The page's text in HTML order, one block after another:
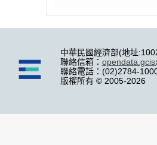
中華民國經濟部(地址
聯絡信箱：
聯絡電話：(02)2784-
版權所有 © 2005-2026